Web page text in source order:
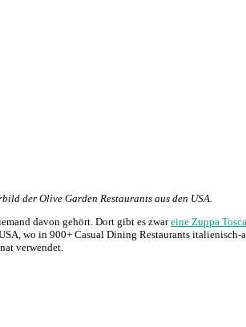
der Olive Garden Restaurants aus den USA.
davon gehört. Dort gibt es zwareine Zuppa
wo in 900+ Casual Dining Restaurants
verwendet.